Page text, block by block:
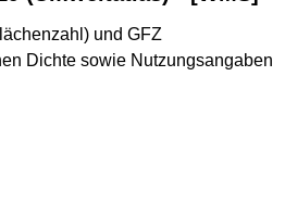
und GFZ
Dichte sowie Nutzungsangaben